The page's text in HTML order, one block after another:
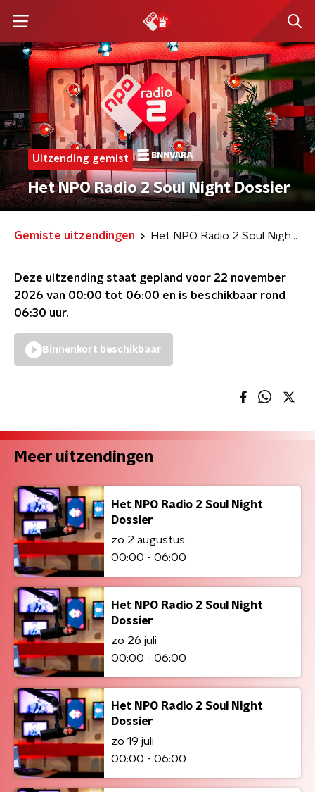
Uitzending gemist
Het NPO Radio 2 Soul Night Dossier
Gemiste uitzendingen Het NPO Radio 2 Soul Night Dossier
Deze uitzending staat gepland voor 22 november
2026 van 00:00 tot 06:00 en is beschikbaar rond
06:30 uur.
Binnenkort beschikbaar
Meer uitzendingen
Het NPO Radio 2 Soul Night
Dossier
zo 2 augustus
00:00 - 06:00
Het NPO Radio 2 Soul Night
Dossier
zo 26 juli
00:00 - 06:00
Het NPO Radio 2 Soul Night
Dossier
zo 19 juli
00:00 - 06:00